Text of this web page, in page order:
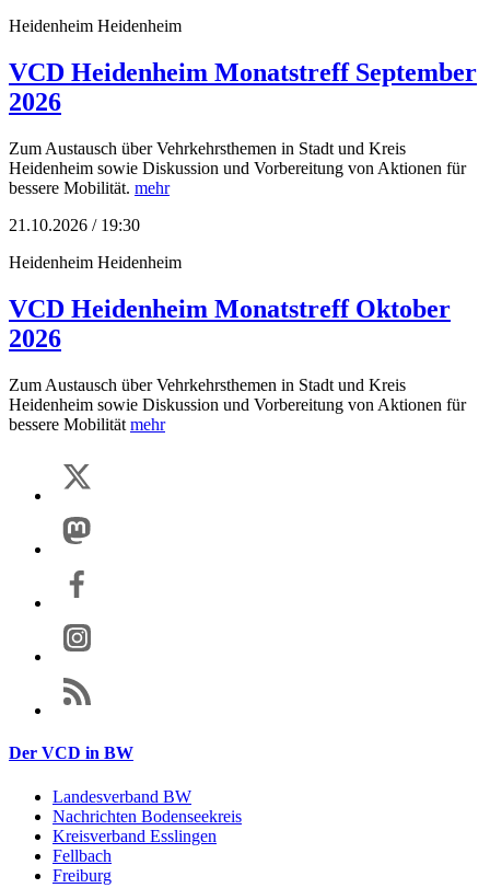
Heidenheim Heidenheim
VCD Heidenheim Monatstreff September
2026
Zum Austausch über Vehrkehrsthemen in Stadt und Kreis
Heidenheim sowie Diskussion und Vorbereitung von Aktionen für
bessere Mobilität. mehr
21.10.2026 / 19:30
Heidenheim Heidenheim
VCD Heidenheim Monatstreff Oktober
2026
Zum Austausch über Vehrkehrsthemen in Stadt und Kreis
Heidenheim sowie Diskussion und Vorbereitung von Aktionen für
bessere Mobilität mehr
Der VCD in BW
Landesverband BW
Nachrichten Bodenseekreis
Kreisverband Esslingen
Fellbach
Freiburg